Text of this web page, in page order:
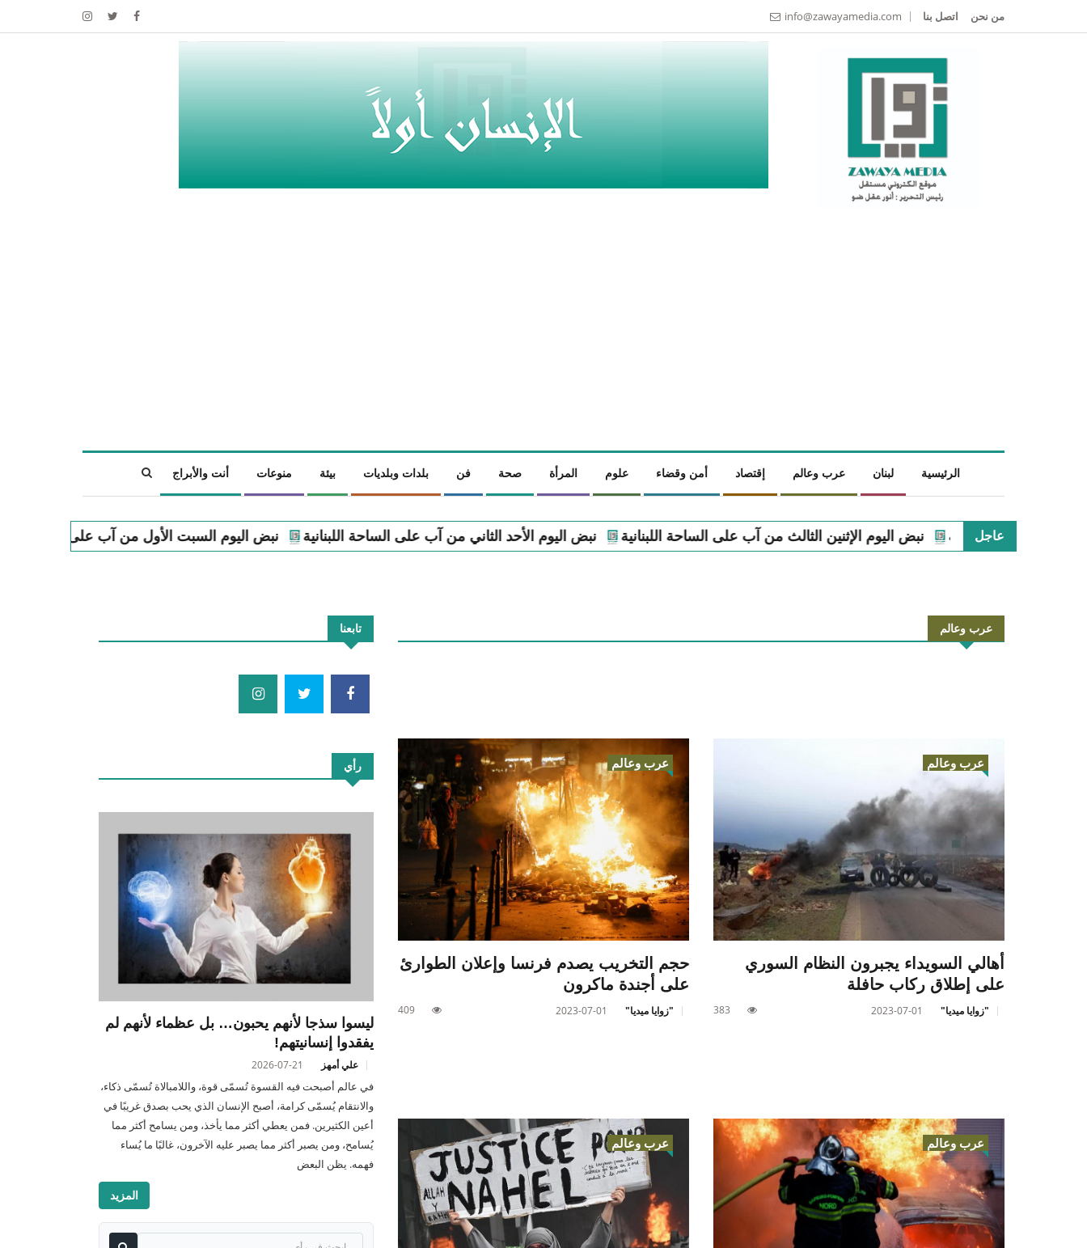
info@zawayamedia.com من نحن اتصل بنا
الرئيسية لبنان عرب وعالم إقتصاد أمن وقضاء علوم المرأة صحة فن بلدات وبلديات بيئة منوعات أنت والأبراج
عاجل
نبض اليوم الإثنين الثالث من آب على الساحة اللبنانية نبض اليوم الأحد الثاني من آب على الساحة اللبنانية نبض اليوم السبت الأول من آب على الساحة اللبنانية دراسة
عرب وعالم
عرب وعالم
أهالي السويداء يجبرون النظام السوري
على إطلاق ركاب حافلة
"زوايا ميديا" 2023-07-01
383
عرب وعالم
حجم التخريب يصدم فرنسا وإعلان الطوارئ
على أجندة ماكرون
"زوايا ميديا" 2023-07-01
409
عرب وعالم عرب وعالم
تابعنا
رأي
ليسوا سذجا لأنهم يحبون… بل عظماء لأنهم لم
يفقدوا إنسانيتهم!
علي أمهز 2026-07-21
في عالم أصبحت فيه القسوة تُسمّى قوة، واللامبالاة تُسمّى ذكاء،
والانتقام يُسمّى كرامة، أصبح الإنسان الذي يحب بصدق غريبًا في
أعين الكثيرين. فمن يعطي أكثر مما يأخذ، ومن يسامح أكثر مما
يُسامح، ومن يصبر أكثر مما يصبر عليه الآخرون، غالبًا ما يُساء
فهمه. يظن البعض
المزيد